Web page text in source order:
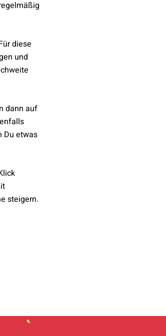
diese
und
dann auf
Du etwas
steigern.